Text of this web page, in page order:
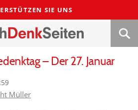
SIE UNS
– Der 27. Januar
Müller